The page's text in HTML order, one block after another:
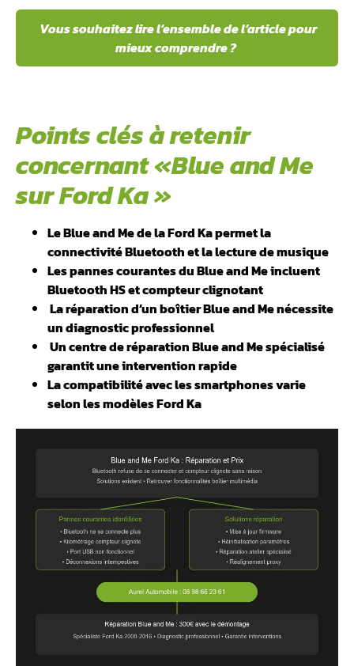
Vous souhaitez lire l’ensemble de l’article pour
mieux comprendre ?
Points clés à retenir
concernant «Blue and Me
sur Ford Ka »
Le Blue and Me de la Ford Ka permet la
connectivité Bluetooth et la lecture de musique
Les pannes courantes du Blue and Me incluent
Bluetooth HS et compteur clignotant
️ La réparation d’un boîtier Blue and Me nécessite
un diagnostic professionnel
️ Un centre de réparation Blue and Me spécialisé
garantit une intervention rapide
La compatibilité avec les smartphones varie
selon les modèles Ford Ka